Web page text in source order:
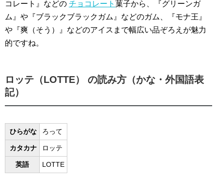
コレート』などの チョコレート 菓子から、『グリーンガ
ム』や『ブラックブラックガム』などのガム、『モナ王』
や『爽（そう）』などのアイスまで幅広い品ぞろえが魅力
的ですね。
ロッテ（LOTTE） の読み方（かな・外国語表
記）
ひらがな ろって
カタカナ ロッテ
英語 LOTTE